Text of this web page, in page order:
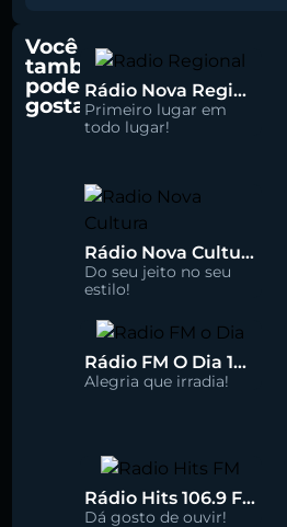
Você
também
pode
gostar
Rádio Nova Regional 91.5 FM
Primeiro lugar em
todo lugar!
Rádio Nova Cultura 93.1 FM
Do seu jeito no seu
estilo!
Rádio FM O Dia 100.5
Alegria que irradia!
Rádio Hits 106.9 FM
Dá gosto de ouvir!